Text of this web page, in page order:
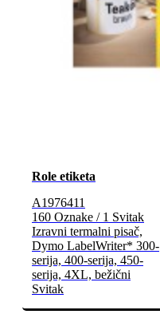
Role etiketa
A1976411
160 Oznake / 1 Svitak
Izravni termalni pisač,
Dymo LabelWriter* 300-
serija, 400-serija, 450-
serija, 4XL, bežični
Svitak